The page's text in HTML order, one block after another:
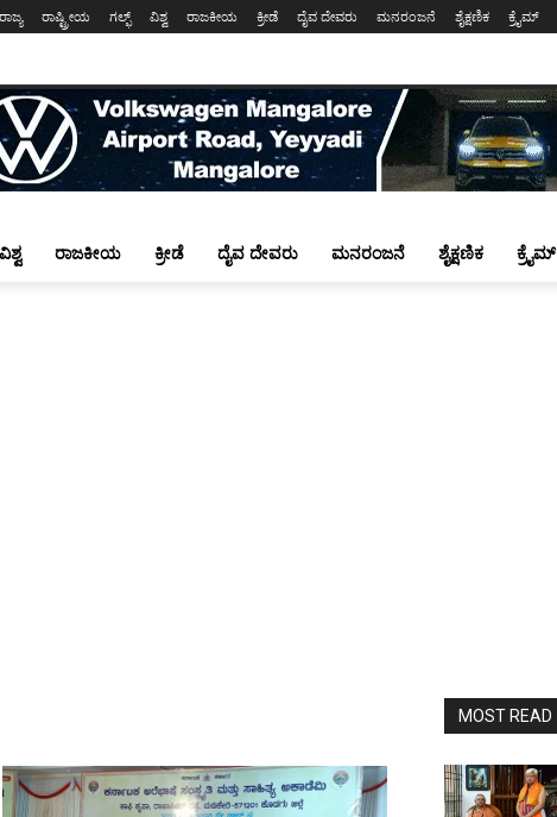
ರಾಜ್ಯ ರಾಷ್ಟ್ರೀಯ ಗಲ್ಫ್ ವಿಶ್ವ ರಾಜಕೀಯ ಕ್ರೀಡೆ ದೈವ ದೇವರು ಮನರಂಜನೆ ಶೈಕ್ಷಣಿಕ ಕ್ರೈಮ್
ವಿಶ್ವ ರಾಜಕೀಯ ಕ್ರೀಡೆ ದೈವ ದೇವರು ಮನರಂಜನೆ ಶೈಕ್ಷಣಿಕ ಕ್ರೈಮ್
MOST READ